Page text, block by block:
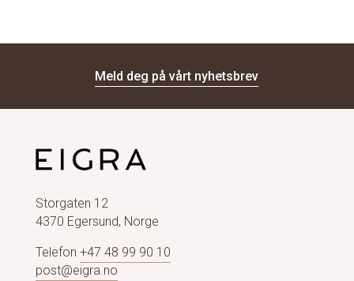
Meld deg på vårt nyhetsbrev
Storgaten 12
4370 Egersund, Norge
Telefon +47 48 99 90 10
post@eigra.no